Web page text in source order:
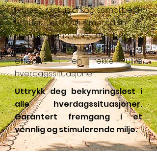
I kurset «Diskusjon og samarbeid»
utvikler du på metodisk vis
språkferdighetene du trenger
for å kunne samhandle godt og
effektivt i en rekke ulike
hverdagssituasjoner.
Uttrykk deg bekymringsløst i
alle hverdagssituasjoner.
Garantert fremgang i et
vennlig og stimulerende miljø.